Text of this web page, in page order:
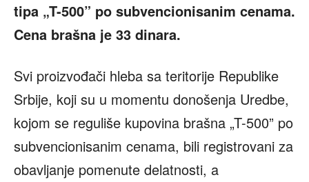
tipa „T-500” po subvencionisanim cenama.
Cena brašna je 33 dinara.
Svi proizvođači hleba sa teritorije Republike
Srbije, koji su u momentu donošenja Uredbe,
kojom se reguliše kupovina brašna „T-500” po
subvencionisanim cenama, bili registrovani za
obavljanje pomenute delatnosti, a